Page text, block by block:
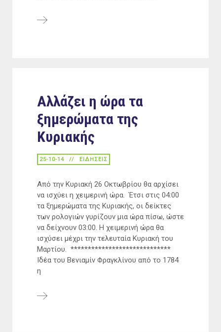
Αλλάζει η ώρα τα
ξημερώματα της
Κυριακής
25-10-14 ΕΙΔΉΣΕΙΣ
Από την Κυριακή 26 Οκτωβρίου θα αρχίσει
να ισχύει η χειμερινή ώρα. Έτσι στις 04:00
τα ξημερώματα της Κυριακής, οι δείκτες
των ρολογιών γυρίζουν μια ώρα πίσω, ώστε
να δείχνουν 03:00. Η χειμερινή ώρα θα
ισχύσει μέχρι την τελευταία Κυριακή του
Μαρτίου. *****************************
Ιδέα του Βενιαμίν Φραγκλίνου από το 1784
η